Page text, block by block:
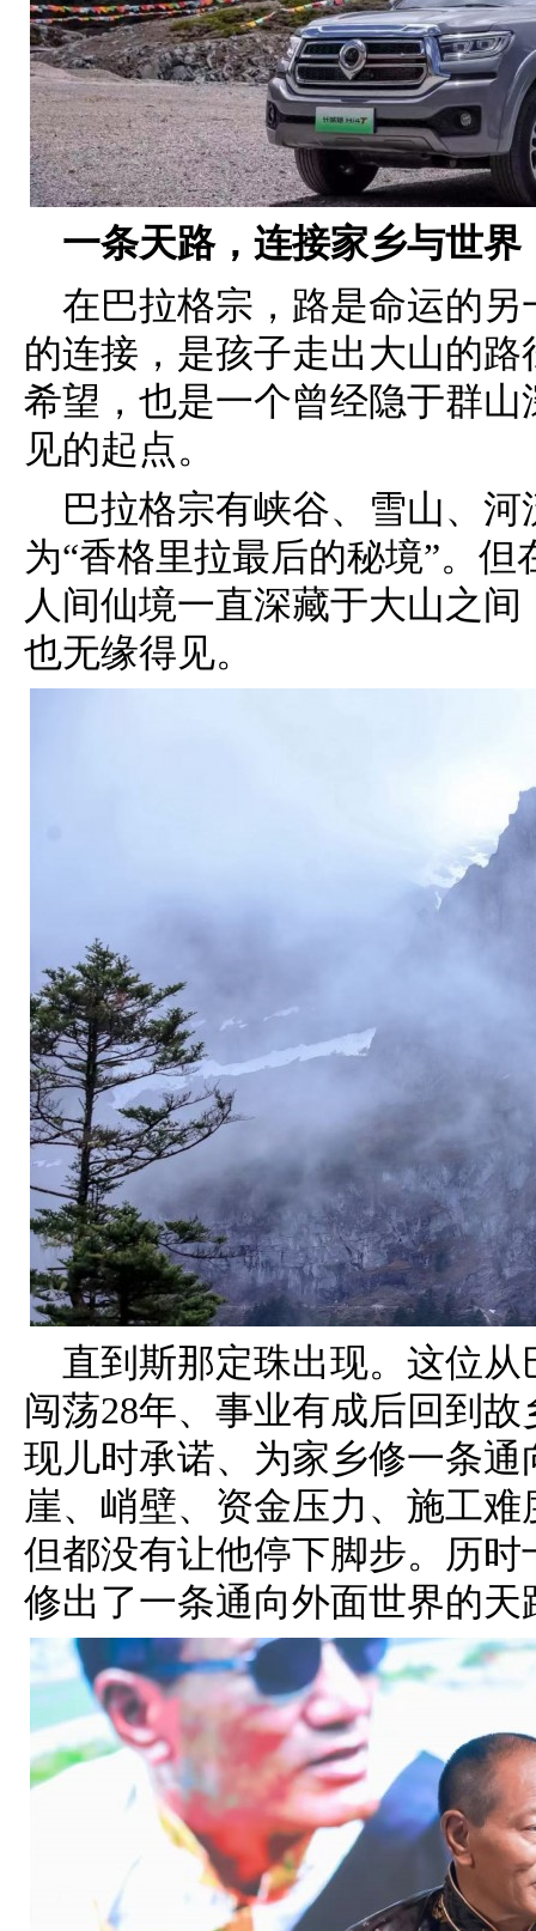
一条天路，连接家乡与世界
在巴拉格宗，路是命运的
的连接，是孩子走出大山的
希望，也是一个曾经隐于群
见的起点。
巴拉格宗有峡谷、雪山、
为“香格里拉最后的秘境”。
人间仙境一直深藏于大山之
也无缘得见。
直到斯那定珠出现。这位
闯荡28年、事业有成后回到
现儿时承诺、为家乡修一条
崖、峭壁、资金压力、施工
但都没有让他停下脚步。历
修出了一条通向外面世界的天